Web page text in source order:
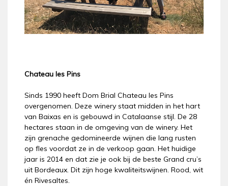
Chateau les Pins
Sinds 1990 heeft Dom Brial Chateau les Pins
overgenomen. Deze winery staat midden in het hart
van Baixas en is gebouwd in Catalaanse stijl. De 28
hectares staan in de omgeving van de winery. Het
zijn grenache gedomineerde wijnen die lang rusten
op fles voordat ze in de verkoop gaan. Het huidige
jaar is 2014 en dat zie je ook bij de beste Grand cru’s
uit Bordeaux. Dit zijn hoge kwaliteitswijnen. Rood, wit
én Rivesaltes.